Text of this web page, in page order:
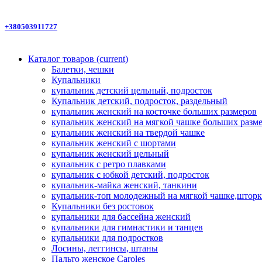
+380503911727
Каталог товаров (current)
Балетки, чешки
Купальники
купальник детский цельный, подросток
Купальник детский, подросток, раздельный
купальник женский на косточке больших размеров
купальник женский на мягкой чашке больших
купальник женский на твердой чашке
купальник женский с шортами
купальник женский цельный
купальник с ретро плавками
купальник с юбкой детский, подросток
купальник-майка женский, танкини
купальник-топ молодежный на мягкой
Купальники без ростовок
купальники для бассейна женский
купальники для гимнастики и танцев
купальники для подростков
Лосины, леггинсы, штаны
Пальто женское Caroles